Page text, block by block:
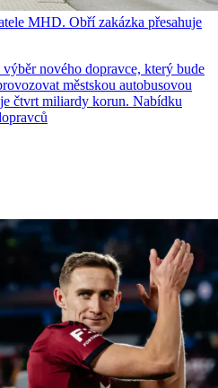
MHD. Obří zakázka přesahuje
nového dopravce, který bude
městskou autobusovou
čtvrt miliardy korun. Nabídku